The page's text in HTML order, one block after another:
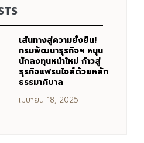
เส้นทางสู่ความยั่งยืน!
กรมพัฒนาธุรกิจฯ หนุน
นักลงทุนหน้าใหม่ ก้าวสู่
ธุรกิจแฟรนไชส์ด้วยหลัก
ธรรมาภิบาล
เมษายน 18, 2025